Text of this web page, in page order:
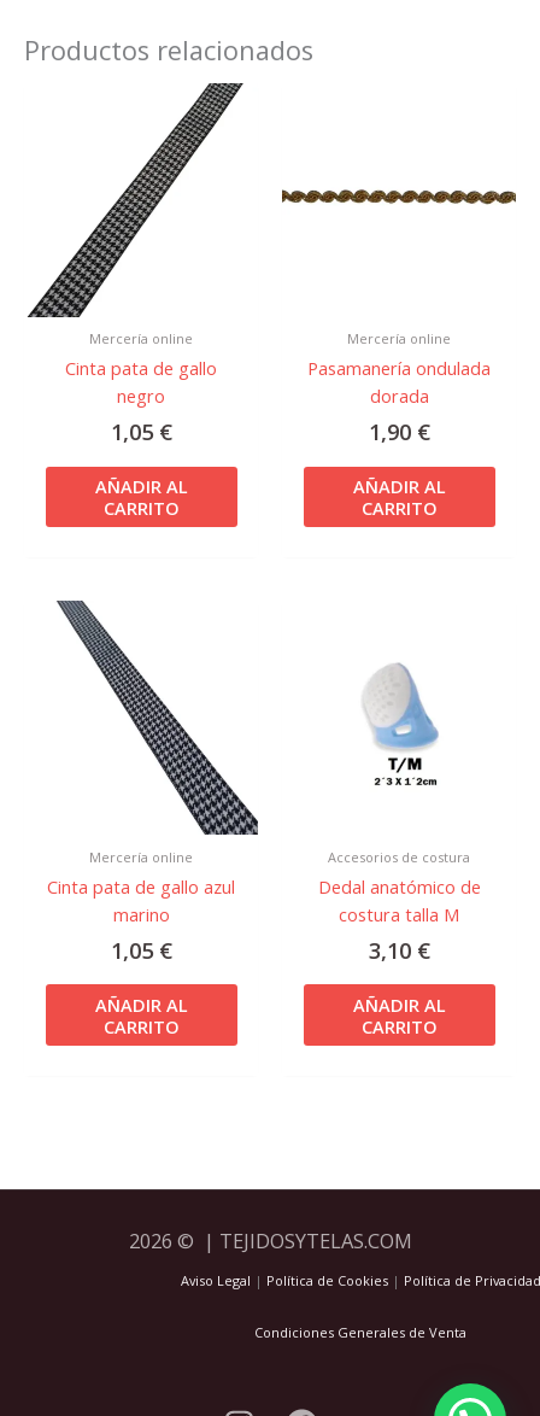
Productos relacionados
Mercería online
Cinta pata de gallo
negro
1,05 €
AÑADIR AL
CARRITO
Mercería online
Pasamanería ondulada
dorada
1,90 €
AÑADIR AL
CARRITO
Mercería online
Cinta pata de gallo azul
marino
1,05 €
AÑADIR AL
CARRITO
Accesorios de costura
Dedal anatómico de
costura talla M
3,10 €
AÑADIR AL
CARRITO
2026 © | TEJIDOSYTELAS.COM
Aviso Legal | Política de Cookies| Política de Privacidad
Condiciones Generales de Venta